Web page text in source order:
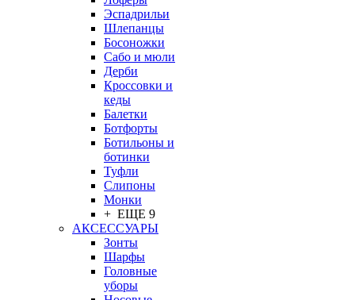
Эспадрильи
Шлепанцы
Босоножки
Сабо и мюли
Дерби
Кроссовки и
кеды
Балетки
Ботфорты
Ботильоны и
ботинки
Туфли
Слипоны
Монки
+ ЕЩЕ 9
АКСЕССУАРЫ
Зонты
Шарфы
Головные
уборы